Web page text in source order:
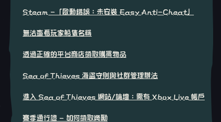
Steam -「啟動錯誤：未安裝 Easy Anti-Cheat」
無法查看玩家船隻名稱
透過正確的平台商店領取購買物品
Sea of Thieves 海盜守則與社群管理辦法
進入 Sea of Thieves 網站/論壇：需有 Xbox Live 帳戶
賽季通行證 - 如何領取獎勵